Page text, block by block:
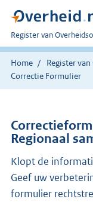
U
bent
nu
hier:
Register van
Home Register
Correctie Formulier
Regionaal
Klopt de
Geef uw
formulier